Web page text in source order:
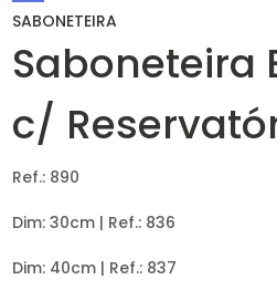
SABONETEIRA
Saboneteira
c/
Ref.: 890
Dim: 30cm | Ref.: 836
Dim: 40cm | Ref.: 837